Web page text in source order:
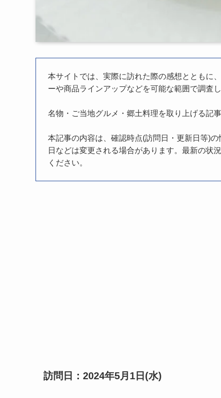
本サイトでは、実際に訪れた際の感想とともに
ーや商品ラインアップなどを可能な範囲で調査
名物・ご当地グルメ・郷土料理を取り上げる記
本記事の内容は、確認時点(訪問日・更新日等)
日などは変更される場合があります。最新の状
ください。
訪問日：2024年5月1日(水)